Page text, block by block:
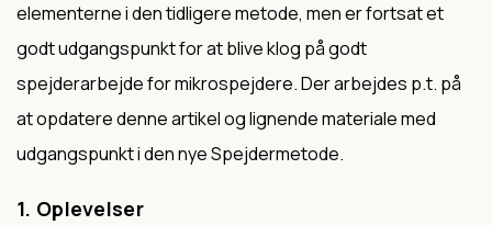
elementerne i den tidligere metode, men er fortsat et
godt udgangspunkt for at blive klog på godt
spejderarbejde for mikrospejdere. Der arbejdes p.t. på
at opdatere denne artikel og lignende materiale med
udgangspunkt i den nye Spejdermetode.
1. Oplevelser